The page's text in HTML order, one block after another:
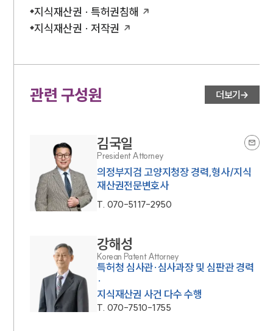
지식재산권 · 특허권침해
지식재산권 · 저작권
관련 구성원 더보기
김국일
President Attorney
의정부지검 고양지청장 경력,형사/지식
재산권전문변호사
T. 070-5117-2950
강해성
Korean Patent Attorney
특허청 심사관·심사과장 및 심판관 경력
·
지식재산권 사건 다수 수행
T. 070-7510-1755